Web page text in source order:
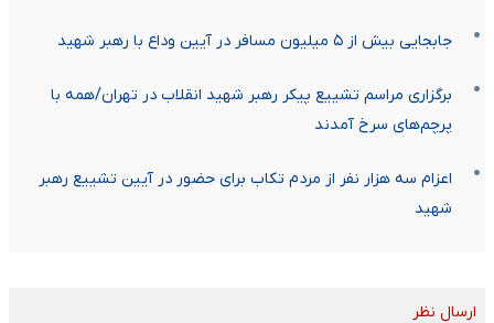
جابجایی بیش از ۵ میلیون مسافر در آیین وداع با رهبر شهید
برگزاری مراسم تشییع پیکر رهبر شهید انقلاب در تهران/همه با
پرچم‌های سرخ آمدند
اعزام سه هزار نفر از مردم تکاب برای حضور در آیین تشییع رهبر
شهید
ارسال نظر